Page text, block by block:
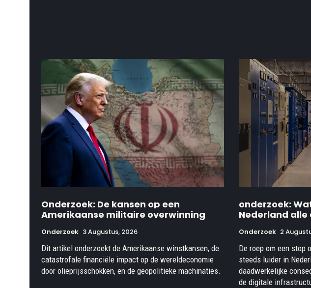
Onderzoek: De kansen op een
Amerikaanse militaire overwinning
Onderzoek 3 Augustus, 2026
Dit artikel onderzoekt de Amerikaanse winstkansen, de
catastrofale financiële impact op de wereldeconomie
door olieprijsschokken, en de geopolitieke machinaties.
onderzoek:
Nederland
Onderzoek 2
De roep om een stop
steeds luider in
daadwerkelijke
de digitale